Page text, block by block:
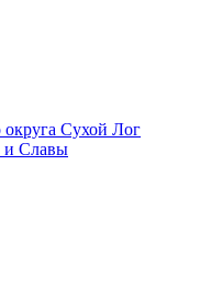
Сухой Лог
и Славы